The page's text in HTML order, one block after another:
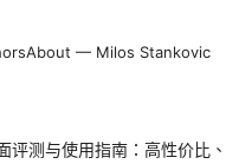
About — Milos Stankovic
测与使用指南：高性价比、